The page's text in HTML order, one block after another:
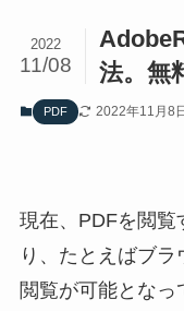
法。無
2022
11/08
PDF 2022年11月8日
現在、PDFを閲覧
り、たとえばブ
閲覧が可能となっ